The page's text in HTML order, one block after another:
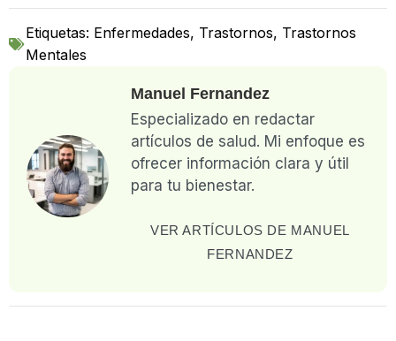
Etiquetas: Enfermedades, Trastornos, Trastornos
Mentales
Manuel Fernandez
Especializado en redactar
artículos de salud. Mi enfoque es
ofrecer información clara y útil
para tu bienestar.
VER ARTÍCULOS DE MANUEL
FERNANDEZ